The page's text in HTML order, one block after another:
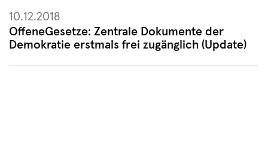
öffnen
OffeneGesetze: Zentrale Dokumente der
Demokratie erstmals frei zugänglich (Update)
10.12.2018